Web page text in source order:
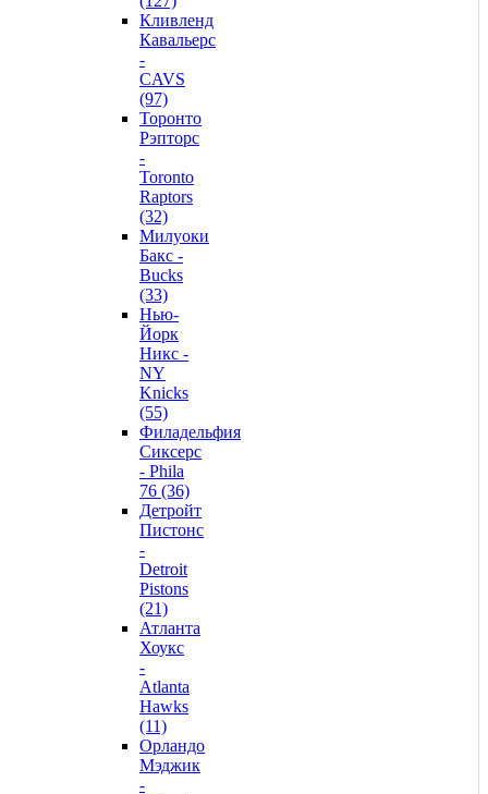
Кливленд
Кавальерс
-
CAVS
(97)
Торонто
Рэпторс
-
Toronto
Raptors
(32)
Милуоки
Бакс -
Bucks
(33)
Нью-
Йорк
Никс -
NY
Knicks
(55)
Филадельфия
Сиксерс
- Phila
76 (36)
Детройт
Пистонс
-
Detroit
Pistons
(21)
Атланта
Хоукс
-
Atlanta
Hawks
(11)
Орландо
Мэджик
-